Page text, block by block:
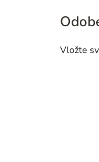
Vložte